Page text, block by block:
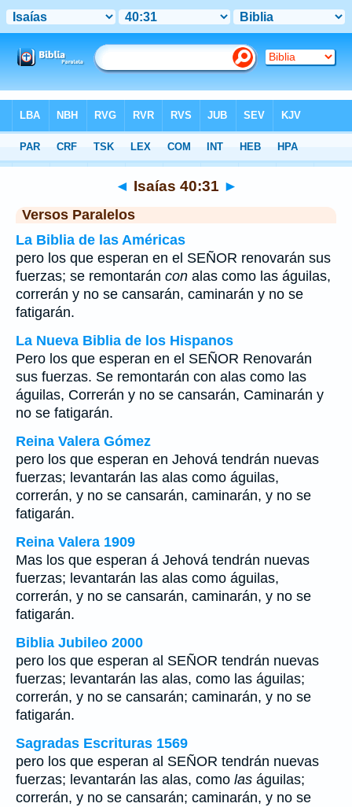
>Isaías > Capítulo 40> Verso 31
◄ Isaías 40:31 ►
Versos Paralelos
La Biblia de las Américas
pero los que esperan en el SEÑOR renovarán sus
fuerzas; se remontarán con alas como las águilas,
correrán y no se cansarán, caminarán y no se
fatigarán.
La Nueva Biblia de los Hispanos
Pero los que esperan en el SEÑOR Renovarán
sus fuerzas. Se remontarán con alas como las
águilas, Correrán y no se cansarán, Caminarán y
no se fatigarán.
Reina Valera Gómez
pero los que esperan en Jehová tendrán nuevas
fuerzas; levantarán las alas como águilas,
correrán, y no se cansarán, caminarán, y no se
fatigarán.
Reina Valera 1909
Mas los que esperan á Jehová tendrán nuevas
fuerzas; levantarán las alas como águilas,
correrán, y no se cansarán, caminarán, y no se
fatigarán.
Biblia Jubileo 2000
pero los que esperan al SEÑOR tendrán nuevas
fuerzas; levantarán las alas, como las águilas;
correrán, y no se cansarán; caminarán, y no se
fatigarán.
Sagradas Escrituras 1569
pero los que esperan al SEÑOR tendrán nuevas
fuerzas; levantarán las alas, como las águilas;
correrán, y no se cansarán; caminarán, y no se